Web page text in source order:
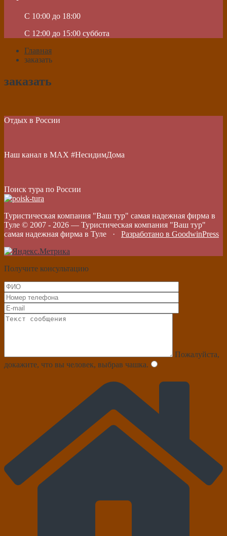
C 10:00 до 18:00
C 12:00 до 15:00 суббота
Главная
заказать
заказать
Отдых в России
Наш канал в МАХ #НесидимДома
Поиск тура по России
Туристическая компания "Ваш тур" самая надежная фирма в
Туле © 2007 - 2026 — Туристическая компания "Ваш тур"
самая надежная фирма в Туле · Разработано в GoodwinPress
Получите консультацию
Пожалуйста,
докажите, что вы человек, выбрав чашка.